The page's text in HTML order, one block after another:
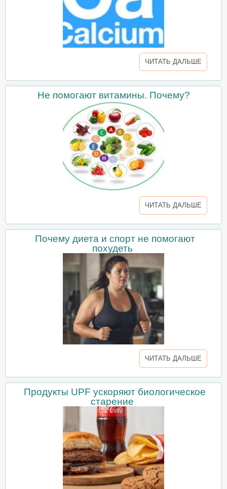
ЧИТАТЬ ДАЛЬШЕ
Не помогают витамины. Почему?
ЧИТАТЬ ДАЛЬШЕ
Почему диета и спорт не помогают
похудеть
ЧИТАТЬ ДАЛЬШЕ
Продукты UPF ускоряют биологическое
старение